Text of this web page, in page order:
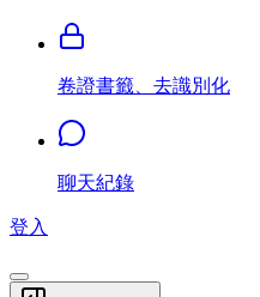
卷證書籤、去識別化
聊天紀錄
登入